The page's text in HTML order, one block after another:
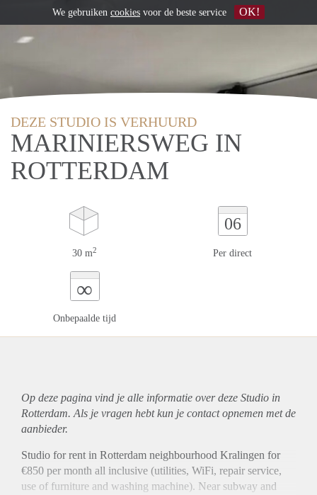
DEZE STUDIO IS VERHUURD
MARINIERSWEG IN
ROTTERDAM
30 m2
06
Per direct
∞
Onbepaalde tijd
Op deze pagina vind je alle informatie over deze Studio in
Rotterdam. Als je vragen hebt kun je contact opnemen met de
aanbieder.
Studio for rent in Rotterdam neighbourhood Kralingen for
€850 per month all inclusive (utilities, WiFi, repair service,
use of furniture and washing machine). Near subway and
We gebruiken cookies voor de beste service OK!